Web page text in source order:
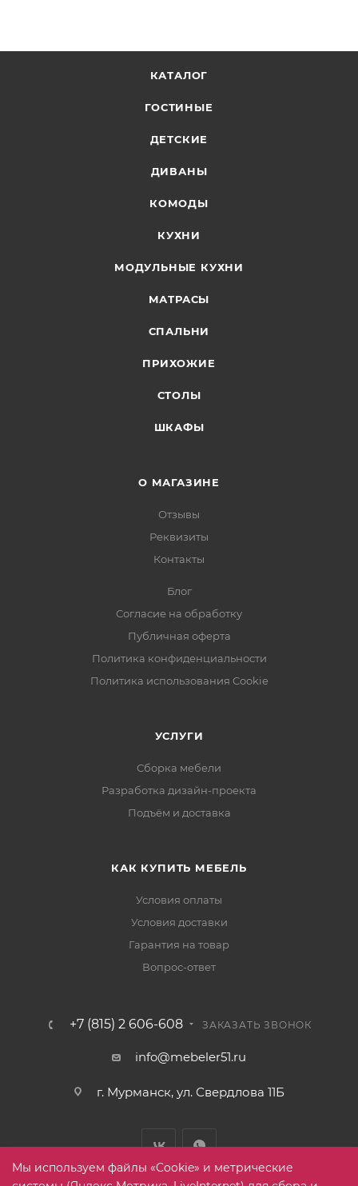
КАТАЛОГ
ГОСТИНЫЕ
ДЕТСКИЕ
ДИВАНЫ
КОМОДЫ
КУХНИ
МОДУЛЬНЫЕ КУХНИ
МАТРАСЫ
СПАЛЬНИ
ПРИХОЖИЕ
СТОЛЫ
ШКАФЫ
О МАГАЗИНЕ
Отзывы
Реквизиты
Контакты
Блог
Согласие на обработку
Публичная оферта
Политика конфиденциальности
Политика использования Cookie
УСЛУГИ
Сборка мебели
Разработка дизайн-проекта
Подъём и доставка
КАК КУПИТЬ МЕБЕЛЬ
Условия оплаты
Условия доставки
Гарантия на товар
Вопрос-ответ
+7 (815) 2 606-608 ЗАКАЗАТЬ ЗВОНОК
info@mebeler51.ru
г. Мурманск, ул. Свердлова 11Б
Мы используем файлы «Cookie» и метрические